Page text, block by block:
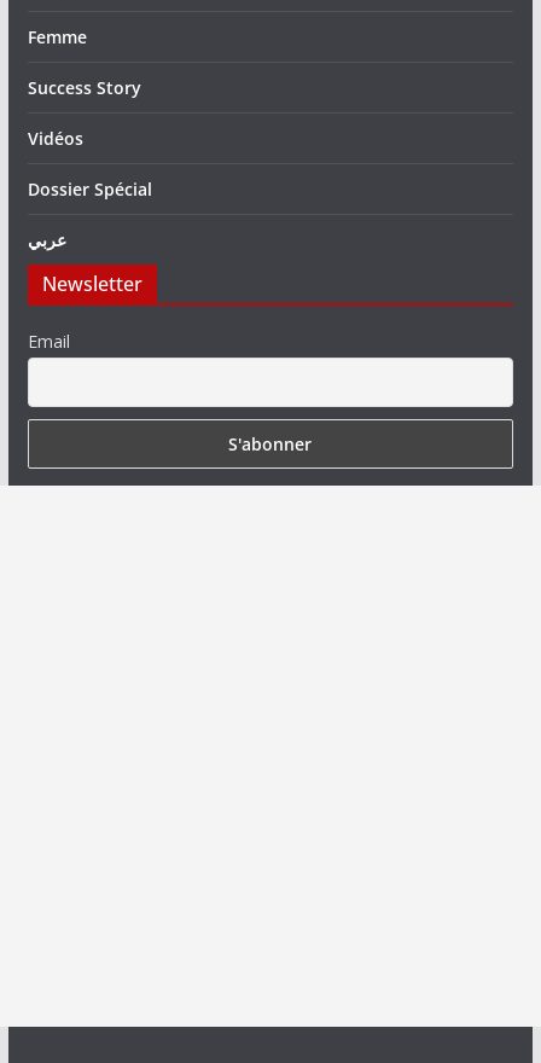
Femme
Success Story
Vidéos
Dossier Spécial
عربي
Newsletter
Email